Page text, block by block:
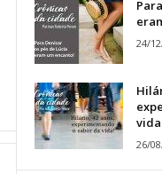
24/
26/